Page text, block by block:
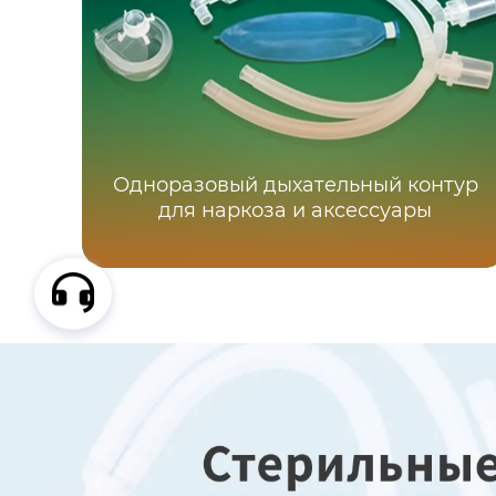
Одноразовый дыхательный контур
для наркоза и аксессуары